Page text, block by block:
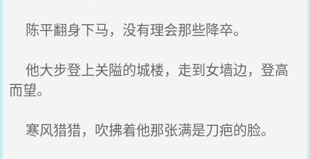
陈平翻身下马，没有理会那些降卒。
他大步登上关隘的城楼，走到女墙边，登高
而望。
寒风猎猎，吹拂着他那张满是刀疤的脸。